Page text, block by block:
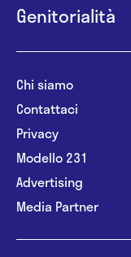
Genitorialità
Chi siamo
Contattaci
Privacy
Modello 231
Advertising
Media Partner